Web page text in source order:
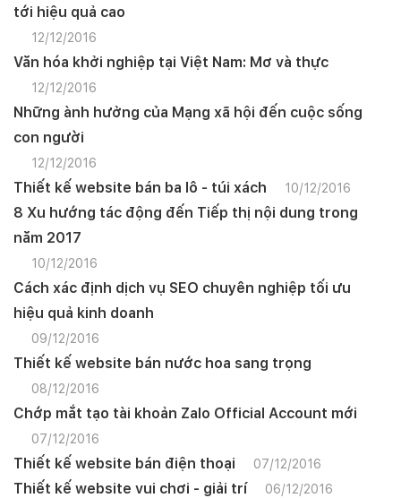
tới hiệu quả cao
12/12/2016
Văn hóa khởi nghiệp tại Việt Nam: Mơ và thực
12/12/2016
Những ành hưởng của Mạng xã hội đến cuộc sống
con người
12/12/2016
Thiết kế website bán ba lô - túi xách 10/12/2016
8 Xu hướng tác động đến Tiếp thị nội dung trong
năm 2017
10/12/2016
Cách xác định dịch vụ SEO chuyên nghiệp tối ưu
hiệu quả kinh doanh
09/12/2016
Thiết kế website bán nước hoa sang trọng
08/12/2016
Chớp mắt tạo tài khoản Zalo Official Account mới
07/12/2016
Thiết kế website bán điện thoại 07/12/2016
Thiết kế website vui chơi - giải trí 06/12/2016